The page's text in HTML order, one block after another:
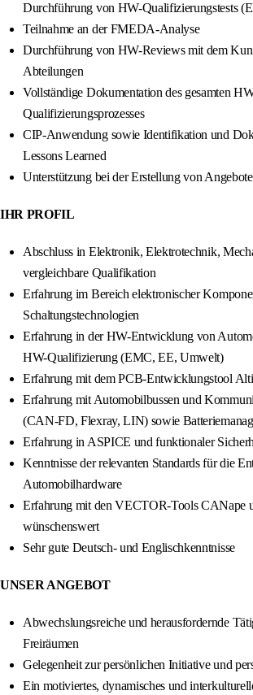
Durchführung von HW-Qualifizierungstests
Teilnahme an der FMEDA-Analyse
Durchführung von HW-Reviews mit dem
Abteilungen
Vollständige Dokumentation des gesamten
Qualifizierungsprozesses
CIP-Anwendung sowie Identifikation und
Lessons Learned
Unterstützung bei der Erstellung von
IHR PROFIL
Abschluss in Elektronik, Elektrotechnik,
vergleichbare Qualifikation
Erfahrung im Bereich elektronischer
Schaltungstechnologien
Erfahrung in der HW-Entwicklung von
HW-Qualifizierung (EMC, EE, Umwelt)
Erfahrung mit dem PCB-Entwicklungstool
Erfahrung mit Automobilbussen und
(CAN-FD, Flexray, LIN) sowie
Erfahrung in ASPICE und funktionaler
Kenntnisse der relevanten Standards für die
Automobilhardware
Erfahrung mit den VECTOR-Tools CANape
wünschenswert
Sehr gute Deutsch- und Englischkenntnisse
UNSER ANGEBOT
Abwechslungsreiche und herausfordernde
Freiräumen
Gelegenheit zur persönlichen Initiative und
Ein motiviertes, dynamisches und